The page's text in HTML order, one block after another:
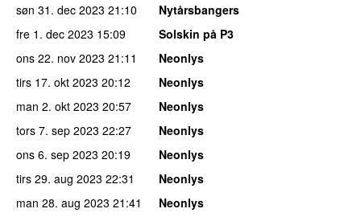
søn 31. dec 2023 21:10
Nytårsbangers
fre 1. dec 2023 15:09
Solskin på P3
ons 22. nov 2023 21:11
Neonlys
tirs 17. okt 2023 20:12
Neonlys
man 2. okt 2023 20:57
Neonlys
tors 7. sep 2023 22:27
Neonlys
ons 6. sep 2023 20:19
Neonlys
tirs 29. aug 2023 22:31
Neonlys
man 28. aug 2023 21:41
Neonlys